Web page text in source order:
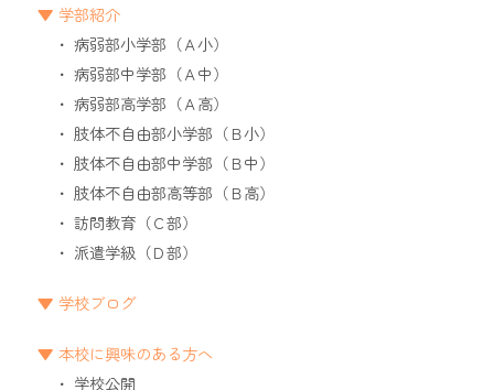
学部紹介
病弱部小学部（Ａ小）
病弱部中学部（Ａ中）
病弱部高学部（Ａ高）
肢体不自由部小学部（Ｂ小）
肢体不自由部中学部（Ｂ中）
肢体不自由部高等部（Ｂ高）
訪問教育（Ｃ部）
派遣学級（Ｄ部）
学校ブログ
本校に興味のある方へ
学校公開